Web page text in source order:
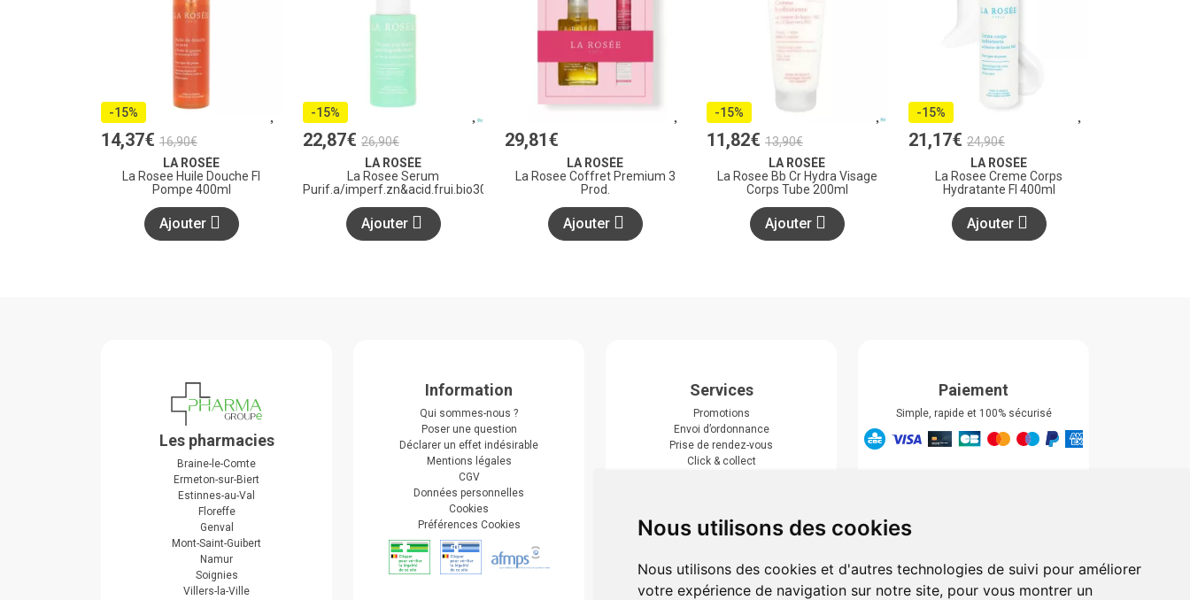
Nous utilisons des cookies
Nous utilisons des cookies et d'autres technologies de suivi pour améliorer
votre expérience de navigation sur notre site, pour vous montrer un
-15%
14,37€ 16,90€
LA ROSÉE
La Rosee Huile Douche Fl
Pompe 400ml
Ajouter
-15%
22,87€ 26,90€
LA ROSÉE
La Rosee Serum
Purif.a/imperf.zn&acid.frui.bio30ml
Ajouter
29,81€
LA ROSÉE
La Rosee Coffret Premium 3
Prod.
Ajouter
-15%
11,82€ 13,90€
LA ROSÉE
La Rosee Bb Cr Hydra Visage
Corps Tube 200ml
Ajouter
-15%
21,17€ 24,90€
LA ROSÉE
La Rosee Creme Corps
Hydratante Fl 400ml
Ajouter
Les pharmacies
Braine-le-Comte
Ermeton-sur-Biert
Estinnes-au-Val
Floreffe
Genval
Mont-Saint-Guibert
Namur
Soignies
Villers-la-Ville
Information
Qui sommes-nous ?
Poser une question
Déclarer un effet indésirable
Mentions légales
CGV
Données personnelles
Cookies
Préférences Cookies
Services
Promotions
Envoi d’ordonnance
Prise de rendez-vous
Click & collect
Paiement
Simple, rapide et 100% sécurisé